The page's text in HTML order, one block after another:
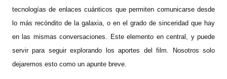
tecnologías de enlaces cuánticos que permiten comunicarse desde
lo más recóndito de la galaxia, o en el grado de sinceridad que hay
en las mismas conversaciones. Este elemento en central, y puede
servir para seguir explorando los aportes del film. Nosotros solo
dejaremos esto como un apunte breve.